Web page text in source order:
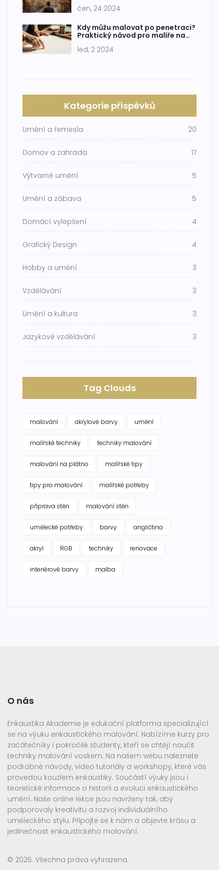
čen, 24 2024
Kdy můžu malovat po penetraci?
Praktický návod pro malíře na
led, 2 2024
Kategorie příspěvků
Umění a řemesla 20
Domov a zahrada 17
Výtvarné umění 5
Umění a zábava 5
Domácí vylepšení 4
Grafický Design 4
Hobby a umění 3
Vzdělávání 3
Umění a kultura 3
Jazykové vzdělávání 3
Tag Clouds
malování akrylové barvy umění
malířské techniky techniky malování
malování na plátno malířské tipy
tipy pro malování malířské potřeby
příprava stěn malování stěn
umělecké potřeby barvy angličtina
akryl RGB techniky renovace
interiérové barvy malba
O nás
Enkaustika Akademie je edukační platforma specializující
se na výuku enkaustického malování. Nabízíme kurzy pro
začátečníky i pokročilé studenty, kteří se chtějí naučit
techniky malování voskem. Na našem webu naleznete
podrobné návody, video tutoriály a workshopy, které vás
provedou kouzlem enkaustiky. Součástí výuky jsou i
teoretické informace o historii a evoluci enkaustického
umění. Naše online lekce jsou navrženy tak, aby
podporovaly kreativitu a rozvoj individuálního
uměleckého stylu. Připojte se k nám a objevte krásu a
jedinečnost enkaustického malování.
© 2026. Všechna práva vyhrazena.